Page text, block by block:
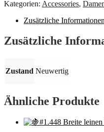
Tasche
Kategorien: Accessories,
Zusätzliche Informationen
Zusätzliche
Zustand Neuwertig
Ähnliche Produkte